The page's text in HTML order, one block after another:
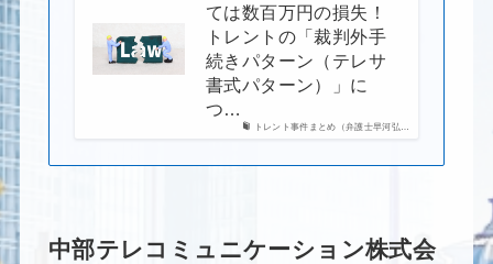
トレント事件まとめ（弁護士早河弘…
ては数百万円の損失！
トレントの「裁判外手
続きパターン（テレサ
書式パターン）」に
つ…
中部テレコミュニケーション株式会